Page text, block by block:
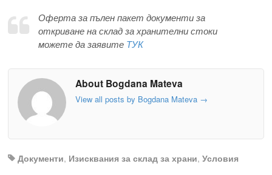
Оферта за пълен пакет документи за
откриване на склад за хранителни стоки
можете да заявите ТУК
About Bogdana Mateva
View all posts by Bogdana Mateva →
Документи, Изисквания за склад за храни, Условия